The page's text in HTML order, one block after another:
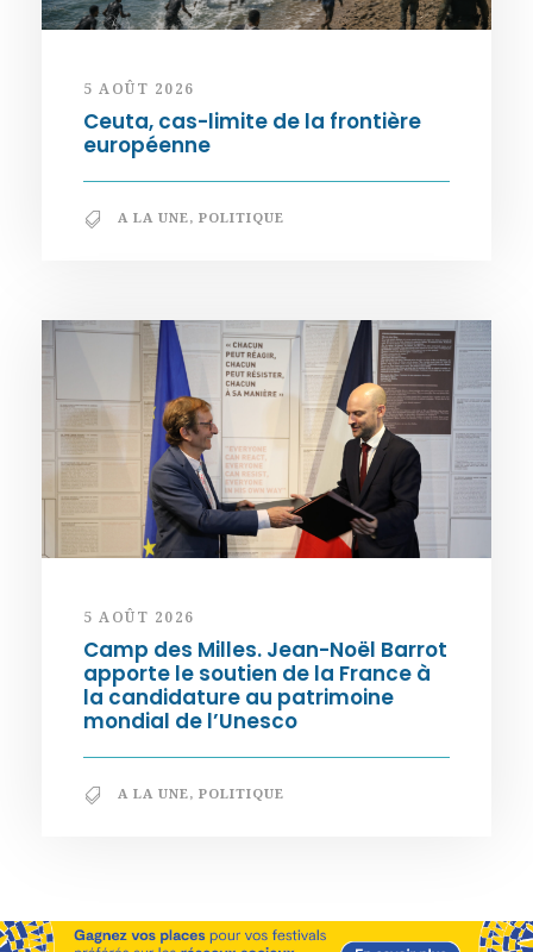
5 AOÛT 2026
Ceuta, cas-limite de la frontière
européenne
A LA UNE, POLITIQUE
5 AOÛT 2026
Camp des Milles. Jean-Noël Barrot
apporte le soutien de la France à
la candidature au patrimoine
mondial de l’Unesco
A LA UNE, POLITIQUE